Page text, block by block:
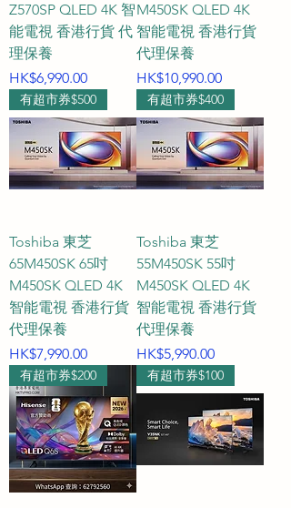
Z570SP QLED 4K 智
能電視 香港行貨 代
理保養
價格
HK$6,990.00
M450SK QLED 4K
智能電視 香港行貨
代理保養
價格
HK$10,990.00
有超市券$500
Toshiba 東芝
65M450SK 65吋
M450SK QLED 4K
智能電視 香港行貨
代理保養
價格
HK$7,990.00
有超市券$400
Toshiba 東芝
55M450SK 55吋
M450SK QLED 4K
智能電視 香港行貨
代理保養
價格
HK$5,990.00
有超市券$200 有超市券$100